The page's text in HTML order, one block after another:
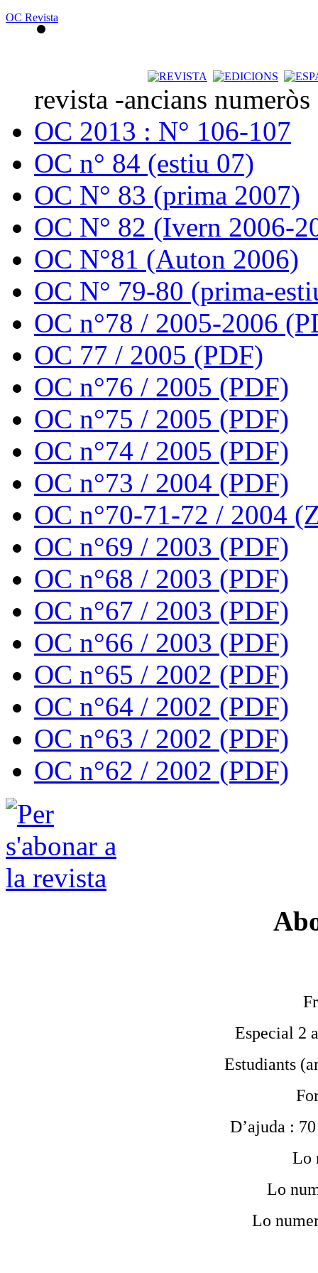
OC Revista
revista -ancians
OC 2013 : N° 106-107
OC n° 84 (estiu 07)
OC N° 83 (prima 2007)
OC N° 82 (Ivern 2006-
OC N°81 (Auton 2006)
OC N° 79-80 (prima-
OC n°78 / 2005-2006
OC 77 / 2005 (PDF)
OC n°76 / 2005 (PDF)
OC n°75 / 2005 (PDF)
OC n°74 / 2005 (PDF)
OC n°73 / 2004 (PDF)
OC n°70-71-72 / 2004
OC n°69 / 2003 (PDF)
OC n°68 / 2003 (PDF)
OC n°67 / 2003 (PDF)
OC n°66 / 2003 (PDF)
OC n°65 / 2002 (PDF)
OC n°64 / 2002 (PDF)
OC n°63 / 2002 (PDF)
OC n°62 / 2002 (PDF)
Especial 2
Estudiants
D’ajuda :
Lo
Lo
Lo